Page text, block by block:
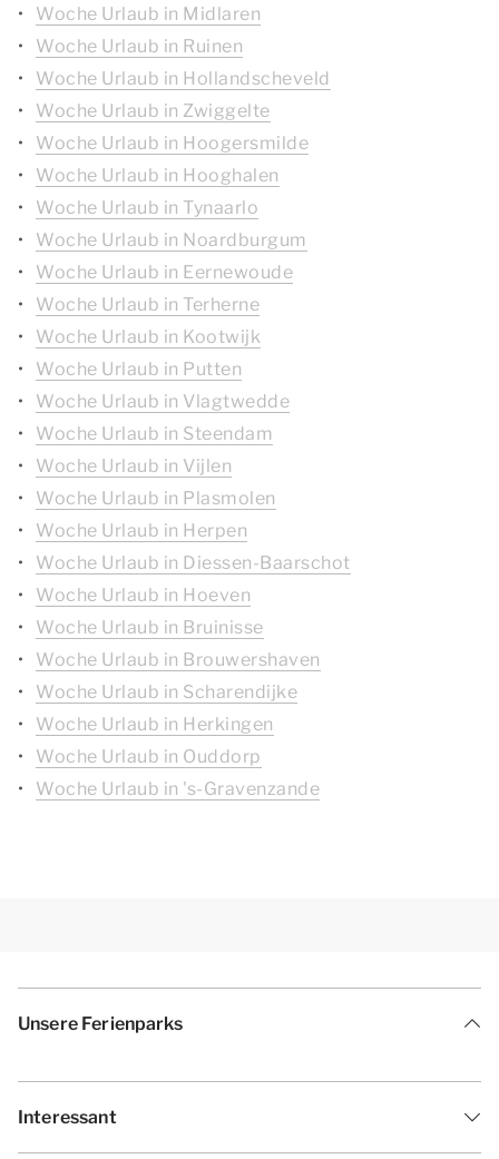
Woche Urlaub in Midlaren
Woche Urlaub in Ruinen
Woche Urlaub in Hollandscheveld
Woche Urlaub in Zwiggelte
Woche Urlaub in Hoogersmilde
Woche Urlaub in Hooghalen
Woche Urlaub in Tynaarlo
Woche Urlaub in Noardburgum
Woche Urlaub in Eernewoude
Woche Urlaub in Terherne
Woche Urlaub in Kootwijk
Woche Urlaub in Putten
Woche Urlaub in Vlagtwedde
Woche Urlaub in Steendam
Woche Urlaub in Vijlen
Woche Urlaub in Plasmolen
Woche Urlaub in Herpen
Woche Urlaub in Diessen-Baarschot
Woche Urlaub in Hoeven
Woche Urlaub in Bruinisse
Woche Urlaub in Brouwershaven
Woche Urlaub in Scharendijke
Woche Urlaub in Herkingen
Woche Urlaub in Ouddorp
Woche Urlaub in 's-Gravenzande
Unsere Ferienparks
Interessant